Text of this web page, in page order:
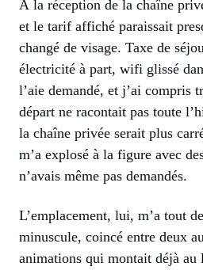
À la réception de la chaîne
et le tarif affiché paraissait
changé de visage. Taxe de
électricité à part, wifi glissé
l’aie demandé, et j’ai compris
départ ne racontait pas toute
la chaîne privée serait plus
m’a explosé à la figure avec
n’avais même pas demandés.
L’emplacement, lui, m’a tout
minuscule, coincé entre deux
animations qui montait déjà au